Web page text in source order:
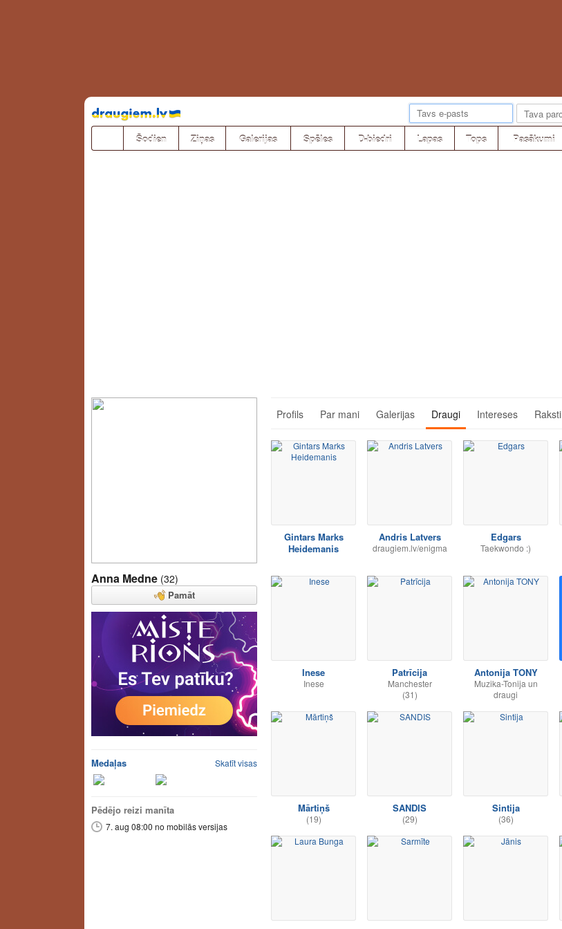
Pāriet
uz
saturu
Šodien Ziņas Galerijas Spēles D-biedri Lapas Tops Pasākumi
Anna Medne (32)
Pamāt
Medaļas Skatīt visas
Pēdējo reizi manīta
7. aug 08:00 no mobilās versijas
Profils Par mani Galerijas Draugi Intereses Raksti
Gintars Marks
Heidemanis
Andris Latvers
draugiem.lv/enigma
Edgars
Taekwondo :)
Inese
Inese
Patrīcija
Manchester
(31)
Antonija TONY
Muzika-Tonija un
draugi
Mārtiņš
(19)
SANDIS
(29)
Sintija
(36)